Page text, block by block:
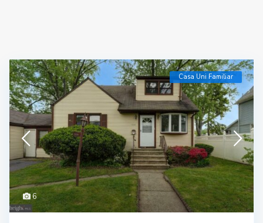
6
Casa Uni Familiar